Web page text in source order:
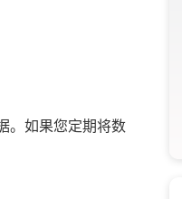
。如果您定期将数